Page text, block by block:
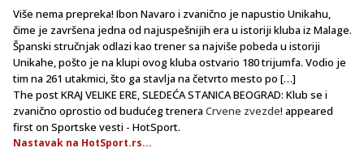
Više nema prepreka! Ibon Navaro i zvanično je napustio Unikahu,
čime je završena jedna od najuspešnijih era u istoriji kluba iz Malage.
Španski stručnjak odlazi kao trener sa najviše pobeda u istoriji
Unikahe, pošto je na klupi ovog kluba ostvario 180 trijumfa. Vodio je
tim na 261 utakmici, što ga stavlja na četvrto mesto po […]
The post KRAJ VELIKE ERE, SLEDEĆA STANICA BEOGRAD: Klub se i
zvanično oprostio od budućeg trenera Crvene zvezde! appeared
first on Sportske vesti - HotSport.
Nastavak na HotSport.rs...